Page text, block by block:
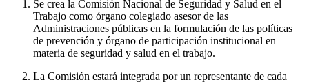
Se crea la Comisión Nacional de Seguridad y Salud en el
Trabajo como órgano colegiado asesor de las
Administraciones públicas en la formulación de las políticas
de prevención y órgano de participación institucional en
materia de seguridad y salud en el trabajo.
La Comisión estará integrada por un representante de cada